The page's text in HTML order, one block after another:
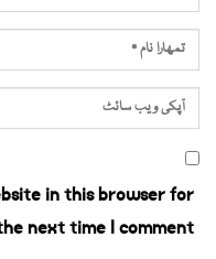
in this browser for
next time I comment.